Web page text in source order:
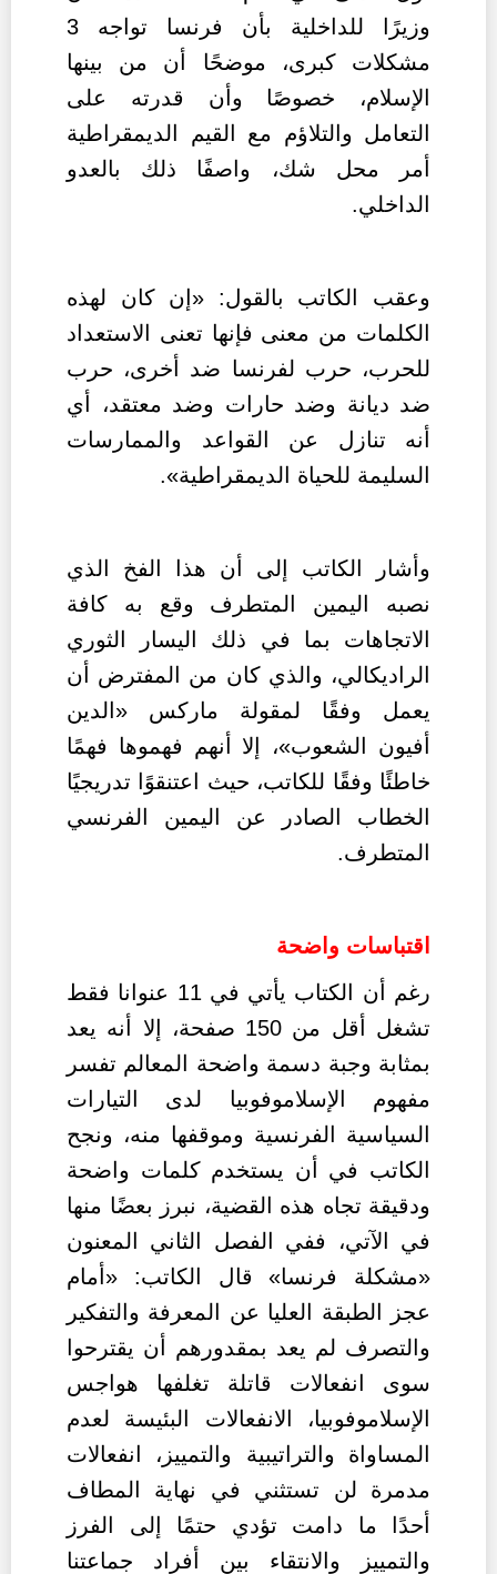
وزيرًا للداخلية بأن فرنسا تواجه 3
مشكلات كبرى، موضحًا أن من بينها
الإسلام، خصوصًا وأن قدرته على
التعامل والتلاؤم مع القيم الديمقراطية
أمر محل شك، واصفًا ذلك بالعدو
الداخلي.
وعقب الكاتب بالقول: «إن كان لهذه
الكلمات من معنى فإنها تعنى الاستعداد
للحرب، حرب لفرنسا ضد أخرى، حرب
ضد ديانة وضد حارات وضد معتقد، أي
أنه تنازل عن القواعد والممارسات
السليمة للحياة الديمقراطية».
وأشار الكاتب إلى أن هذا الفخ الذي
نصبه اليمين المتطرف وقع به كافة
الاتجاهات بما في ذلك اليسار الثوري
الراديكالي، والذي كان من المفترض أن
يعمل وفقًا لمقولة ماركس «الدين
أفيون الشعوب»، إلا أنهم فهموها فهمًا
خاطئًا وفقًا للكاتب، حيث اعتنقوًا تدريجيًا
الخطاب الصادر عن اليمين الفرنسي
المتطرف.
اقتباسات واضحة
رغم أن الكتاب يأتي في 11 عنوانا فقط
تشغل أقل من 150 صفحة، إلا أنه يعد
بمثابة وجبة دسمة واضحة المعالم تفسر
مفهوم الإسلاموفوبيا لدى التيارات
السياسية الفرنسية وموقفها منه، ونجح
الكاتب في أن يستخدم كلمات واضحة
ودقيقة تجاه هذه القضية، نبرز بعضًا منها
في الآتي،
ففي الفصل الثاني المعنون
«مشكلة فرنسا» قال الكاتب: «أمام
عجز الطبقة العليا عن المعرفة والتفكير
والتصرف لم يعد بمقدورهم أن يقترحوا
سوى انفعالات قاتلة تغلفها هواجس
الإسلاموفوبيا، الانفعالات البئيسة لعدم
المساواة والتراتيبية والتمييز، انفعالات
مدمرة لن تستثني في نهاية المطاف
أحدًا ما دامت تؤدي حتمًا إلى الفرز
والتمييز والانتقاء بين أفراد جماعتنا